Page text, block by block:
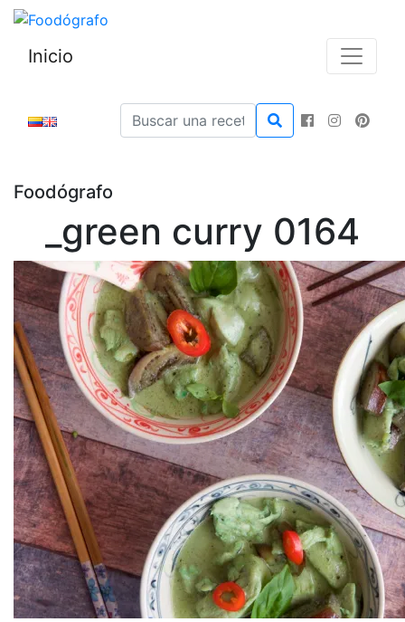
Inicio
Foodógrafo
_green curry 0164